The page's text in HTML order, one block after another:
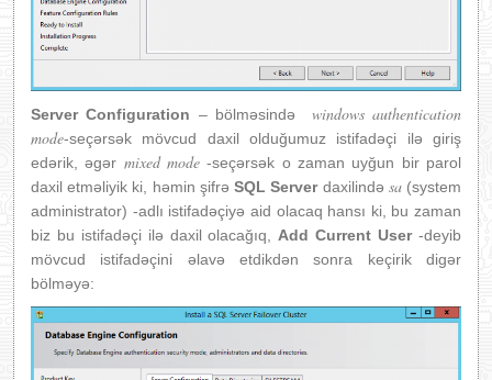
Server Configuration – bölməsində windows authentication
mode-seçərsək mövcud daxil olduğumuz istifadəçi ilə giriş
edərik, əgər mixed mode -seçərsək o zaman uyğun bir parol
daxil etməliyik ki, həmin şifrəSQL Serverdaxilində sa(system
administrator) -adlı istifadəçiyə aid olacaq hansı ki, bu zaman
biz bu istifadəçi ilə daxil olacağıq,Add Current User-deyib
mövcud istifadəçini əlavə etdikdən sonra keçirik digər
bölməyə: